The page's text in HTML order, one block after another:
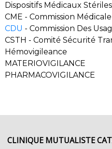
Dispositifs Médicaux Stériles
CME - Commission
CDU - Commission Des
CSTH - Comité Sécurité
Hémovigileance
MATERIOVIGILANCE
PHARMACOVIGILANCE
CLINIQUE MUTUALISTE